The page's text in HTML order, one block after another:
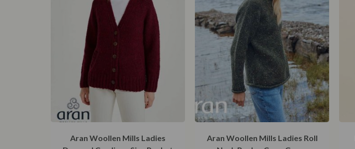
Aran Woollen Mills Ladies
Aran Woollen Mills Ladies Roll